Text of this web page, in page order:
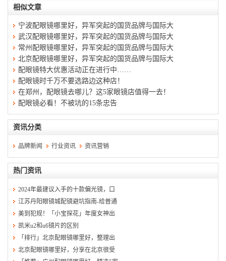
相似文章
宁波配眼镜哪里好，异军突起的国货品牌与国际大
武汉配眼镜哪里好，异军突起的国货品牌与国际大
常州配眼镜哪里好，异军突起的国货品牌与国际大
北京配眼镜哪里好，异军突起的国货品牌与国际大
配眼镜特大优惠活动正在进行中……
配眼镜时千万不要选路边这种店！
在郑州，配眼镜去哪儿？这5家眼镜店值得一去！
配眼镜必看！不被坑的15条忠告
资讯分类
品牌新闻 行业资讯 资讯营销
热门资讯
2024年最建议入手的十款偏光镜，口
江苏丹阳眼镜城配镜避坑指南-给普通
美到犯规！「小宝探花」年度女神出
凯米u2和u6镜片的区别
「排行」北京配眼镜哪里好，整理出
北京配眼镜哪里好，分享在北京很受